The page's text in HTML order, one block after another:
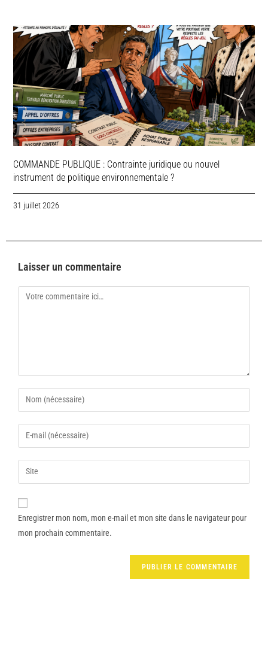
COMMANDE PUBLIQUE : Contrainte juridique ou nouvel
instrument de politique environnementale ?
31 juillet 2026
Laisser un commentaire
Enregistrer mon nom, mon e-mail et mon site dans le navigateur pour
mon prochain commentaire.